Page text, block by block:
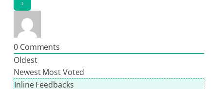
0Comments
Oldest
Newest Most Voted
Inline Feedbacks